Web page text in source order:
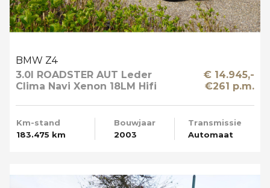
BMW Z4
3.0I ROADSTER AUT Leder
Clima Navi Xenon 18LM Hifi
€ 14.945,-
€261 p.m.
Km-stand
183.475 km
Bouwjaar
2003
Transmissie
Automaat